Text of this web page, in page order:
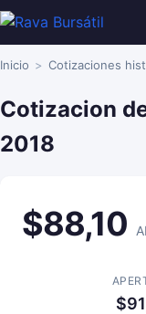
Inicio Cotizaciones
Cotizacion
2018
$88,10